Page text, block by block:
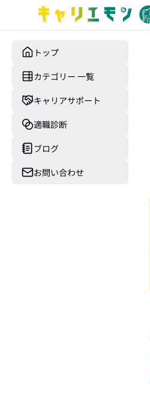
トップ
カテゴリー 一覧
キャリアサポート
適職診断
ブログ
お問い合わせ